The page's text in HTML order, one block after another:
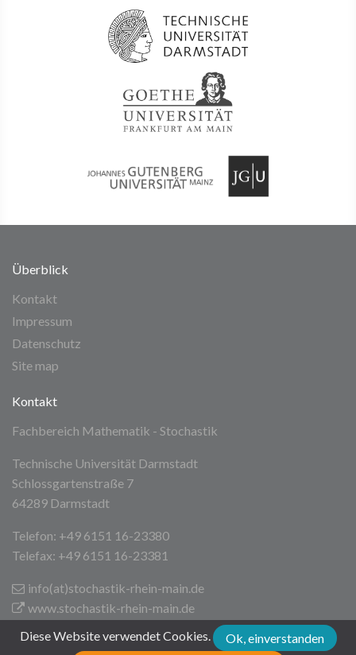
Überblick
Kontakt
Impressum
Datenschutz
Site map
Kontakt
Fachbereich Mathematik - Stochastik
Technische Universität Darmstadt
Schlossgartenstraße 7
64289 Darmstadt
Telefon: +49 6151 16-23380
Telefax: +49 6151 16-23381
info(at)stochastik-rhein-main.de
www.stochastik-rhein-main.de
Diese Website verwendet Cookies. Ok, einverstanden